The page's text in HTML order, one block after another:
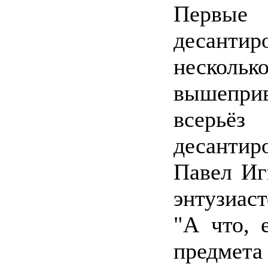
Первые
Павел
"А что,